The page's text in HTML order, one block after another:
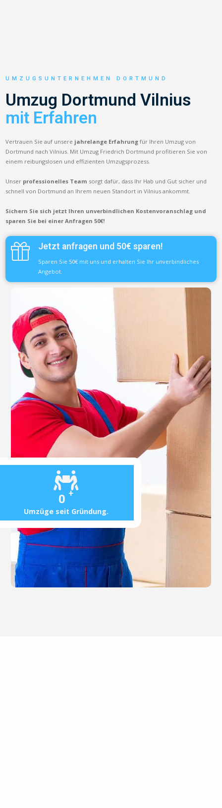
0 +
Umzüge seit Gründung.
UMZUGSUNTERNEHMEN DORTMUND
Umzug Dortmund Vilnius
mit Erfahren
Vertrauen Sie auf unsere jahrelange Erfahrung für Ihren Umzug von
Dortmund nach Vilnius. Mit Umzug Friedrich Dortmund profitieren Sie von
einem reibungslosen und effizienten Umzugsprozess.
Unser professionelles Team sorgt dafür, dass Ihr Hab und Gut sicher und
schnell von Dortmund an Ihrem neuen Standort in Vilnius ankommt.
Sichern Sie sich jetzt Ihren unverbindlichen Kostenvoranschlag und
sparen Sie bei einer Anfragen 50€!
Jetzt anfragen und 50€ sparen!
Sparen Sie 50€ mit uns und erhalten Sie Ihr unverbindliches
Angebot.